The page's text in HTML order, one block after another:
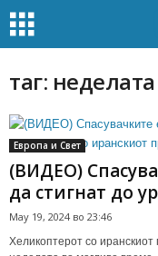
таг: неделата
Европа и Свет
(ВИДЕО)
да стигнат до
May 19, 2024 во 23:46
Хеликоптерот со